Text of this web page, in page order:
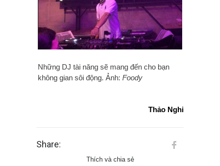
Những DJ tài năng sẽ mang đến cho bạn
không gian sôi động. Ảnh: Foody
Thảo Nghi
Share:
Thích và chia sẻ